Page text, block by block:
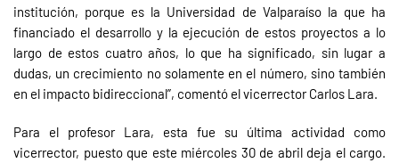
institución, porque es la Universidad de Valparaíso la que ha
financiado el desarrollo y la ejecución de estos proyectos a lo
largo de estos cuatro años, lo que ha significado, sin lugar a
dudas, un crecimiento no solamente en el número, sino también
en el impacto bidireccional”, comentó el vicerrector Carlos Lara.
Para el profesor Lara, esta fue su última actividad como
vicerrector, puesto que este miércoles 30 de abril deja el cargo.